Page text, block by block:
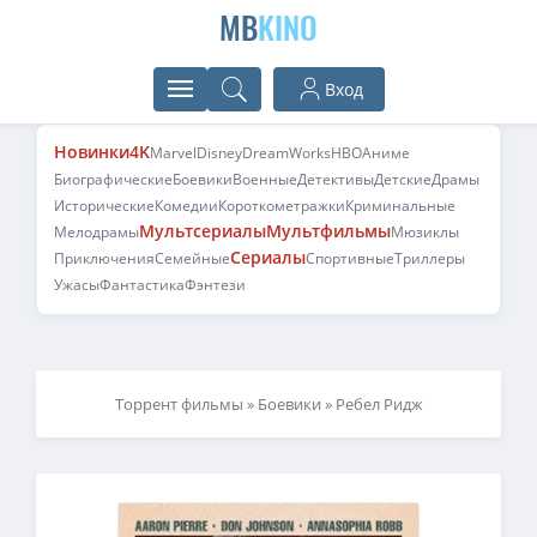
MBKINO
Вход
Новинки4KMarvelDisneyDreamWorksHBOАниме
БиографическиеБоевикиВоенныеДетективыДетскиеДрамы
ИсторическиеКомедииКороткометражкиКриминальные
МелодрамыМультсериалыМультфильмыМюзиклы
ПриключенияСемейныеСериалыСпортивныеТриллеры
УжасыФантастикаФэнтези
Торрент фильмы » Боевики » Ребел Ридж